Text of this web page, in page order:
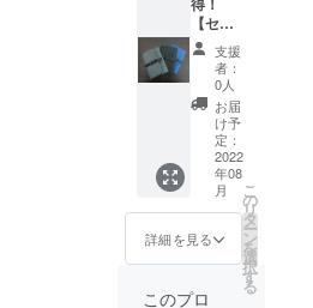
材の供
給状
況、製
造工程
上の都
合等に
より出
荷時期
が遅れ
る場合
があり
がる可
能性も
ござい
ます。
※開発中
の製品
につき
まして
は、デ
ザイ
ン・仕
様が一
部変更
もござ
レー、
ブルー
の3色か
らお選
びいた
だけま
す。 ※
皆様か
ら応援
購入に
より量
産体制
が向上
規販売
【セッ
ト割
先着100
名様】
完成し
た製品5
個
43％割
引 完成
した製
品×5個
34,000
円 の
43%OF
F＋送料
支援
者：
0人
お届
け予
定：
2022
年08
月
詳細を見る
こ
の
リ
タ
ー
ン
を
選
択
す
る
このプロ